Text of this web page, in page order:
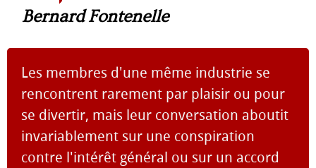
Bernard Fontenelle
Les membres d'une même industrie se
rencontrent rarement par plaisir ou pour
se divertir, mais leur conversation aboutit
invariablement sur une conspiration
contre l'intérêt général ou sur un accord